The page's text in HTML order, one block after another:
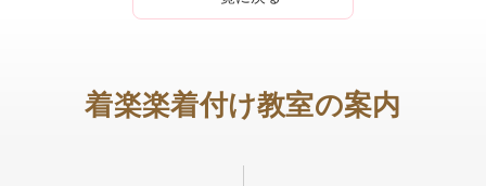
着楽楽着付け教室の案内